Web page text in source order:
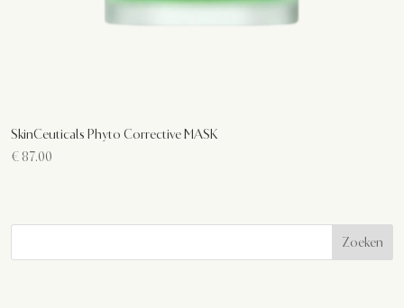
SkinCeuticals Phyto Corrective MASK
€ 87.00
Zoeken